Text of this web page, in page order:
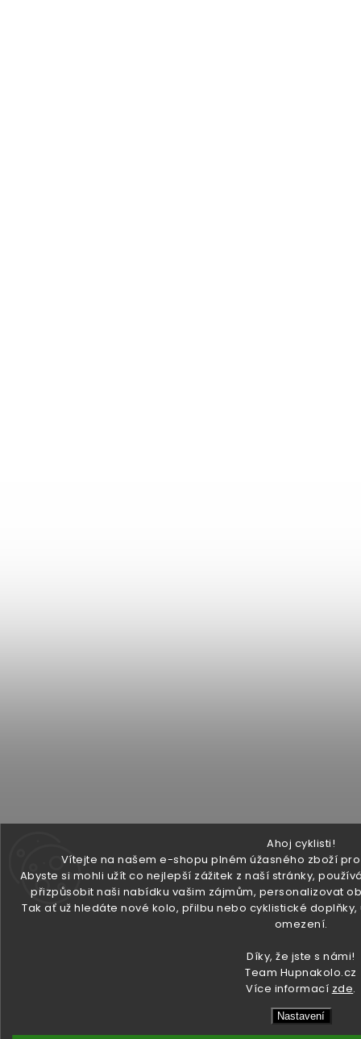
Ahoj cyklisti!
Vítejte na našem e-shopu plném úžasného zboží
Abyste si mohli užít co nejlepší zážitek z naší stránky,
přizpůsobit naši nabídku vašim zájmům, personalizovat
Tak ať už hledáte nové kolo, přilbu nebo cyklistické
omezení.
Díky, že jste s námi!
Team Hupnakolo.cz
Více informací zde.
Nastavení